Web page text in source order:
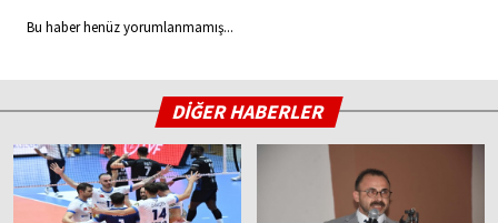
Bu haber henüz yorumlanmamış...
DİĞER HABERLER